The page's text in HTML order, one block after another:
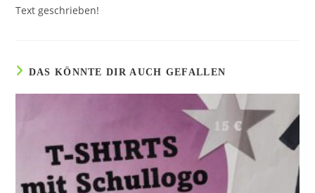
Text geschrieben!
DAS KÖNNTE DIR AUCH GEFALLEN